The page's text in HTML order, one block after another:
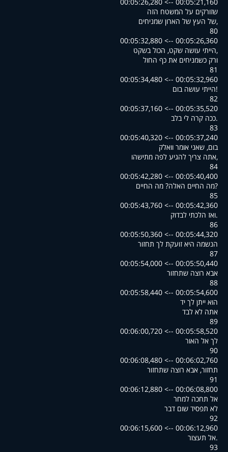
שזורקים על המשטח הזה
,של העץ של הארון שמניחים
80
00:05:26,360 --> 00:05:32,880
,הייתי עושה שקט, הכול בשקט
ורק כשמניחים את כף החול
81
00:05:32,960 --> 00:05:34,480
!הייתי עושה בום
82
00:05:35,520 --> 00:05:37,160
.ככה קרה לי בלב
83
00:05:37,240 --> 00:05:40,320
בום, שאני אומר וואלק
,אתה צריך להגיע לפה מתישהו
84
00:05:40,400 --> 00:05:42,280
?מה החיים האלה? מה החיים
85
00:05:42,360 --> 00:05:43,760
.ואז הלכתי לבדוק
86
00:05:44,320 --> 00:05:50,360
הנשמה היא זועקת לך תחזור
87
00:05:50,440 --> 00:05:54,000
אבא רוצה שתחזור
88
00:05:54,600 --> 00:05:58,440
הוא ייתן לך יד
אתה לא לבד
89
00:05:58,520 --> 00:06:00,720
לך אל האור
90
00:06:02,760 --> 00:06:08,480
תחזור, אבא רוצה שתחזור
91
00:06:08,800 --> 00:06:12,880
אל תחכה למחר
לא תפסיד שום דבר
92
00:06:12,960 --> 00:06:15,600
.אל תעצור
93